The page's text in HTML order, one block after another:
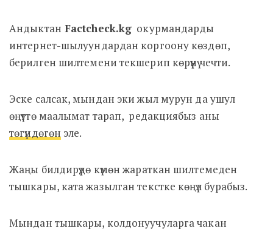
Андыктан Factcheck.kg окурмандарды
интернет-шылуундардан коргоону көздөп,
берилген шилтемени текшерип көрүүнү чечти.
Эске салсак, мындан эки жыл мурун да ушул
өңүттө маалымат тарап, редакциябыз аны
төгүндөгөн эле.
Жаңы билдирүүдө күмөн жараткан шилтемеден
тышкары, ката жазылган текстке көңүл бурабыз.
Мындан тышкары, колдонуучуларга чакан